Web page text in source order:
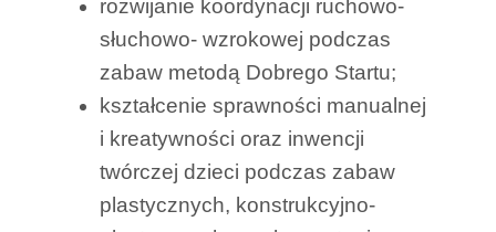
rozwijanie koordynacji ruchowo-
słuchowo- wzrokowej podczas
zabaw metodą Dobrego Startu;
kształcenie sprawności manualnej
i kreatywności oraz inwencji
twórczej dzieci podczas zabaw
plastycznych, konstrukcyjno-